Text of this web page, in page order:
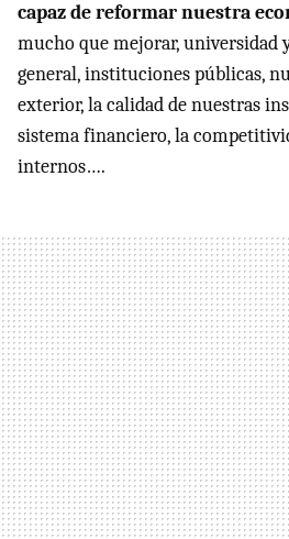
capaz de reformar nuestra
mucho que mejorar, universidad
general, instituciones públicas,
exterior, la calidad de nuestras
sistema financiero, la
internos….